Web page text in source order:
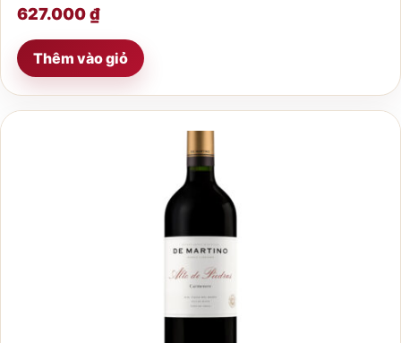
627.000₫
Thêm vào giỏ